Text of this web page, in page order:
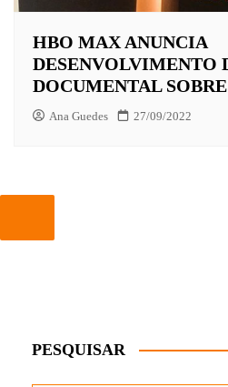
HBO MAX ANUNCIA
DESENVOLVIMENTO
DOCUMENTAL
Ana Guedes 27/09/2022
PESQUISAR